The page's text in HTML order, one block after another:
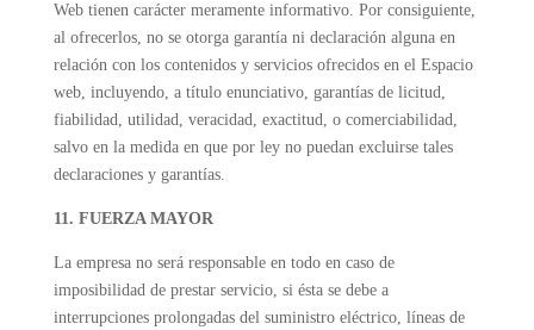
Web tienen carácter meramente informativo. Por consiguiente,
al ofrecerlos, no se otorga garantía ni declaración alguna en
relación con los contenidos y servicios ofrecidos en el Espacio
web, incluyendo, a título enunciativo, garantías de licitud,
fiabilidad, utilidad, veracidad, exactitud, o comerciabilidad,
salvo en la medida en que por ley no puedan excluirse tales
declaraciones y garantías.
11. FUERZA MAYOR
La empresa no será responsable en todo en caso de
imposibilidad de prestar servicio, si ésta se debe a
interrupciones prolongadas del suministro eléctrico, líneas de